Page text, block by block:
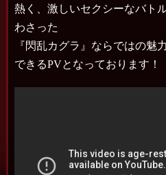
熱く、激しいセクシーなバト
わさった
『閃乱カグラ』ならではの魅
できるPVとなっております！